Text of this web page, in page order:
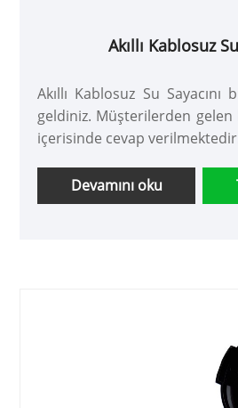
Akıllı Kablosuz
Akıllı Kablosuz Su
geldiniz. Müşterilerden
içerisinde cevap
Devamını oku